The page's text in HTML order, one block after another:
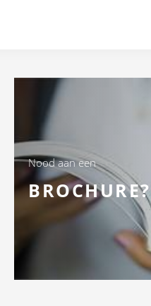
Nood aan een
BROCHURE?